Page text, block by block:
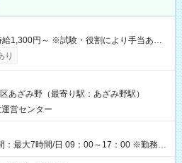
あり 【即給（前払い）オプションあ
合、勤務から1週間ほどで給与の一部を受け
8:30～17:30（休憩1時間） 時給1,300円
＋交通費 ※当日の役割により時給＋100
験 7:00～13:30（休憩なし） 時給1,300
時間＝日収8,400円＋交通費 【試用期
り
あざみ野（最寄り駅：あざみ野駅）
営センター
：最大7時間/日 09：00～17：00 ※勤務時
ります。